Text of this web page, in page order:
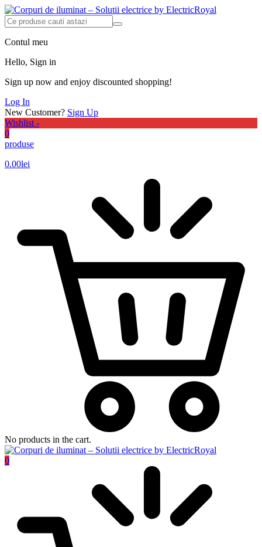
Contul meu
Hello, Sign in
Sign up now and enjoy discounted shopping!
Log In
New Customer? Sign Up
Wishlist -
0
produse
0.00lei
No products in the cart.
0